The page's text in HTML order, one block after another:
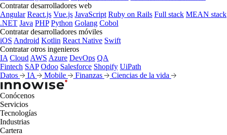
Contratar desarrolladores web
Angular React.js Vue.js JavaScript Ruby on Rails Full stack MEAN stack
.NET Java PHP Python Golang Cobol
Contratar desarrolladores móviles
iOS Android Kotlin React Native Swift
Contratar otros ingenieros
IA Cloud AWS Azure DevOps QA
Fintech SAP Odoo Salesforce Shopify UiPath
Datos
IA Mobile Finanzas Ciencias de la vida
Conócenos
Servicios
Tecnologías
Industrias
Cartera